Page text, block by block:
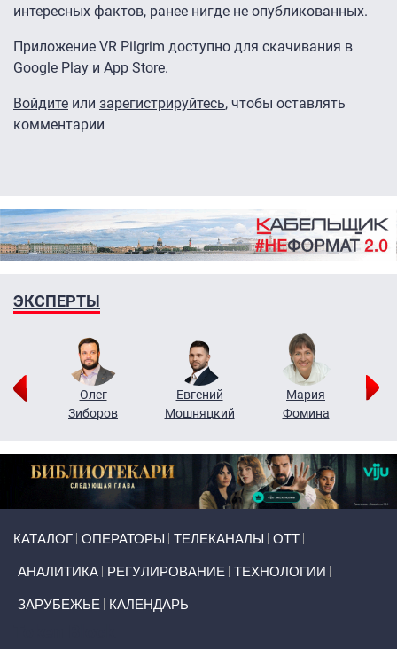
интересных фактов, ранее нигде не опубликованных.
Приложение VR Pilgrim доступно для скачивания в
Google Play и App Store.
Войдите или зарегистрируйтесь, чтобы оставлять
комментарии
ЭКСПЕРТЫ
Олег
Зиборов
Евгений
Мошняцкий
Мария
Фомина
КАТАЛОГ ОПЕРАТОРЫ ТЕЛЕКАНАЛЫ ОТТ
АНАЛИТИКА РЕГУЛИРОВАНИЕ ТЕХНОЛОГИИ
ЗАРУБЕЖЬЕ КАЛЕНДАРЬ